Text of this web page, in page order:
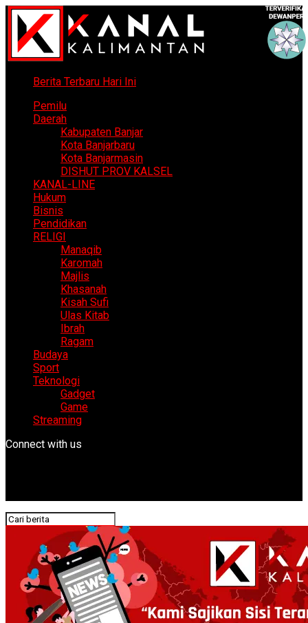
Berita Terbaru Hari Ini
Pemilu
Daerah
Kabupaten Banjar
Kota Banjarbaru
Kota Banjarmasin
DISHUT PROV KALSEL
KANAL-LINE
Hukum
Bisnis
Pendidikan
RELIGI
Manaqib
Karomah
Majlis
Khasanah
Kisah Sufi
Ulas Kitab
Ibrah
Ragam
Budaya
Sport
Teknologi
Gadget
Game
Streaming
Connect with us